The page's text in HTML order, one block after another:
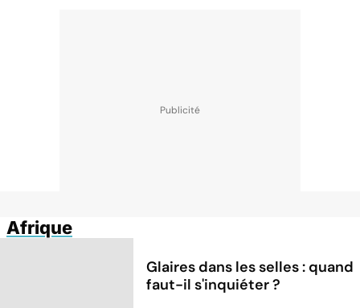
Afrique
Glaires dans les selles : quand
faut-il s'inquiéter ?